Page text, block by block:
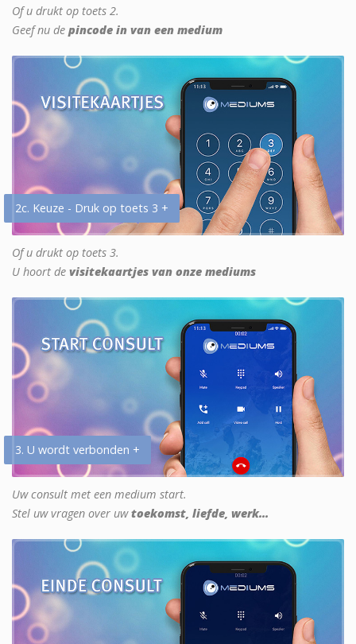
Of u drukt op toets 2.
Geef nu de pincode in van een medium
2c. Keuze - Druk op toets 3 +
Of u drukt op toets 3.
U hoort de visitekaartjes van onze mediums
3. U wordt verbonden +
Uw consult met een medium start.
Stel uw vragen over uwtoekomst, liefde, werk...